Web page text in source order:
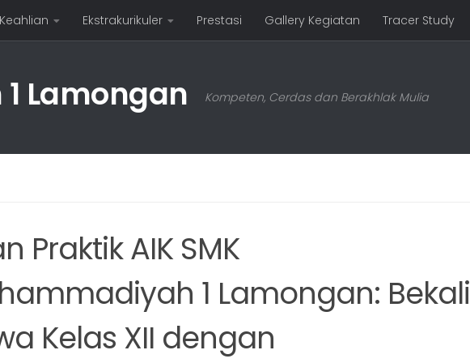
Ekstrakurikuler Prestasi Gallery Kegiatan Tracer Study
Lamongan Kompeten, Cerdas dan Berakhlak Mulia
Praktik AIK SMK
1 Lamongan: Bekali
Kelas XII dengan